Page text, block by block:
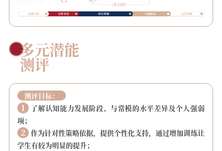
多元潜能
测评
测评目标：
1 了解认知能力发展阶段、与常模的水平差异及个人强弱
项；
2 作为针对性策略依据，提供个性化支持，通过增加训练让
学生有较为明显的提升；